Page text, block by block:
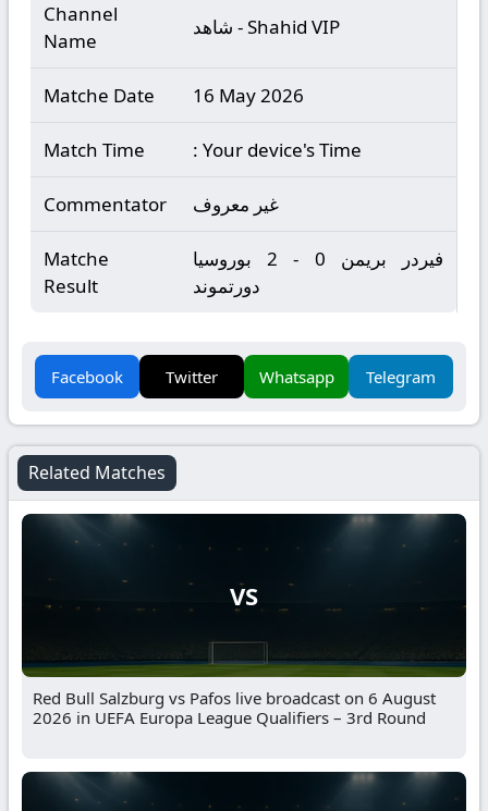
Channel
Name
شاهد - Shahid VIP
Matche Date 16 May 2026
Match Time : Your device's Time
Commentator غير معروف
Matche
Result
فيردر بريمن 0 - 2 بوروسيا
دورتموند
Facebook Twitter Whatsapp Telegram
Related Matches
VS
Red Bull Salzburg vs Pafos live broadcast on 6 August
2026 in UEFA Europa League Qualifiers – 3rd Round